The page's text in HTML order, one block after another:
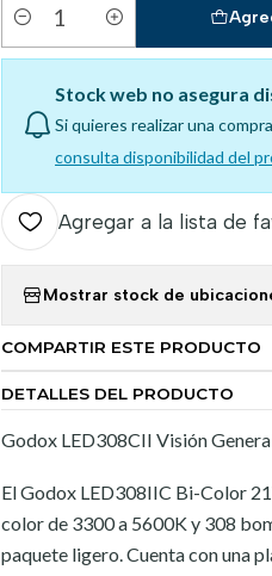
Cantidad
Stock web no asegura
Si quieres realizar una
consulta disponibilidad del
Agregar a la lista de
Mostrar stock de
COMPARTIR ESTE PRODUCTO
DETALLES DEL PRODUCTO
Godox LED308CII Visión
El Godox LED308IIC Bi-Color
color de 3300 a 5600K y 308
paquete ligero. Cuenta con una